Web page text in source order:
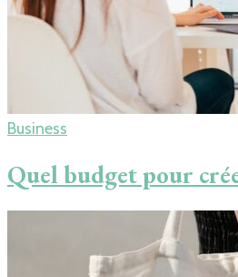
Business
Quel budget pour